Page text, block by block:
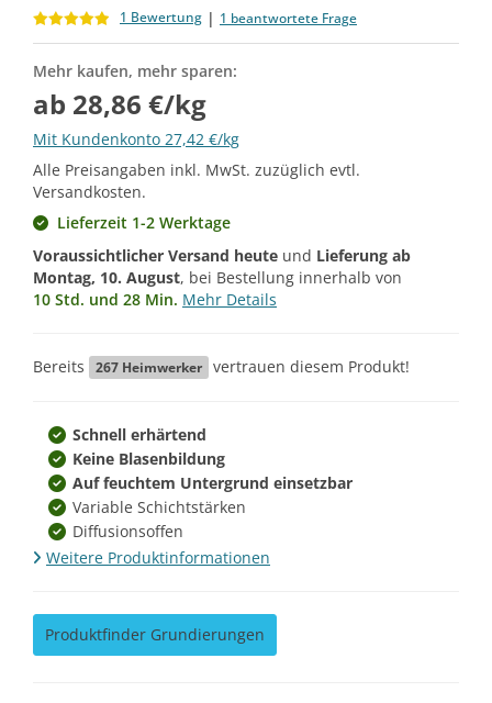
1 Bewertung | 1 beantwortete Frage
Mehr kaufen, mehr sparen:
ab 28,86 €/kg
Mit Kundenkonto 27,42 €/kg
Alle Preisangaben inkl. MwSt. zuzüglich evtl.
Versandkosten.
Lieferzeit 1-2 Werktage
Voraussichtlicher Versand heute und Lieferung ab
Montag, 10. August, bei Bestellung innerhalb von
10 Std. und 28 Min. Mehr Details
Bereits 267 Heimwerker vertrauen diesem Produkt!
Schnell erhärtend
Keine Blasenbildung
Auf feuchtem Untergrund einsetzbar
Variable Schichtstärken
Diffusionsoffen
Weitere Produktinformationen
Produktfinder Grundierungen